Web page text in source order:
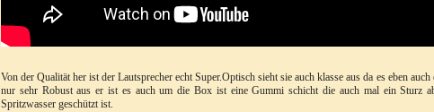
Von der Qualität her ist der Lautsprecher echt Super.Optisch sieht sie auch klasse aus da es eben
nur sehr Robust aus er ist es auch um die Box ist eine Gummi schicht die auch mal ein Sturz
Spritzwasser geschützt ist.